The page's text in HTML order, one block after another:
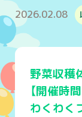
2026.02.08
野菜収穫
【開催時
わくわく